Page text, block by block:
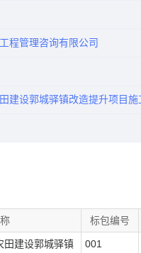
程管理咨询有限公司
建设郭城驿镇改造提升项目施
标包编号
田建设郭城驿镇
001